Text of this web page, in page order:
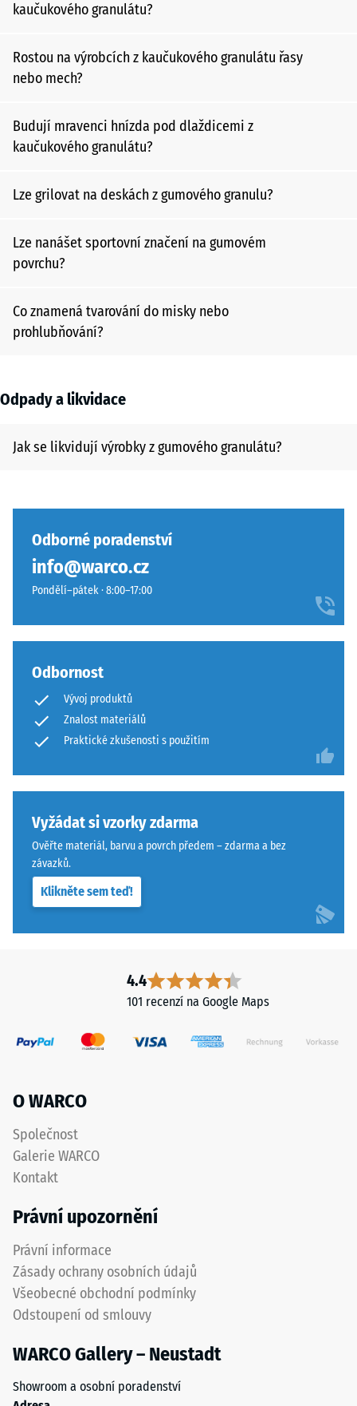
kaučukového granulátu?
Rostou na výrobcích z kaučukového granulátu řasy
nebo mech?
Budují mravenci hnízda pod dlaždicemi z
kaučukového granulátu?
Lze grilovat na deskách z gumového granulu?
Lze nanášet sportovní značení na gumovém
povrchu?
Co znamená tvarování do misky nebo
prohlubňování?
Odpady a likvidace
Jak se likvidují výrobky z gumového granulátu?
Odborné poradenství
info@warco.cz
Pondělí–pátek · 8:00–17:00
Odbornost
Vývoj produktů
Znalost materiálů
Praktické zkušenosti s použitím
Vyžádat si vzorky zdarma
Ověřte materiál, barvu a povrch předem – zdarma a bez
závazků.
Klikněte sem teď!
4.4
101 recenzí na Google Maps
O WARCO
Společnost
Galerie WARCO
Kontakt
Právní upozornění
Právní informace
Zásady ochrany osobních údajů
Všeobecné obchodní podmínky
Odstoupení od smlouvy
WARCO Gallery – Neustadt
Showroom a osobní poradenství